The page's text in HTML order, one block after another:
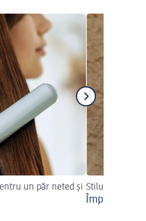
un păr neted și Stiluri
Împletirei